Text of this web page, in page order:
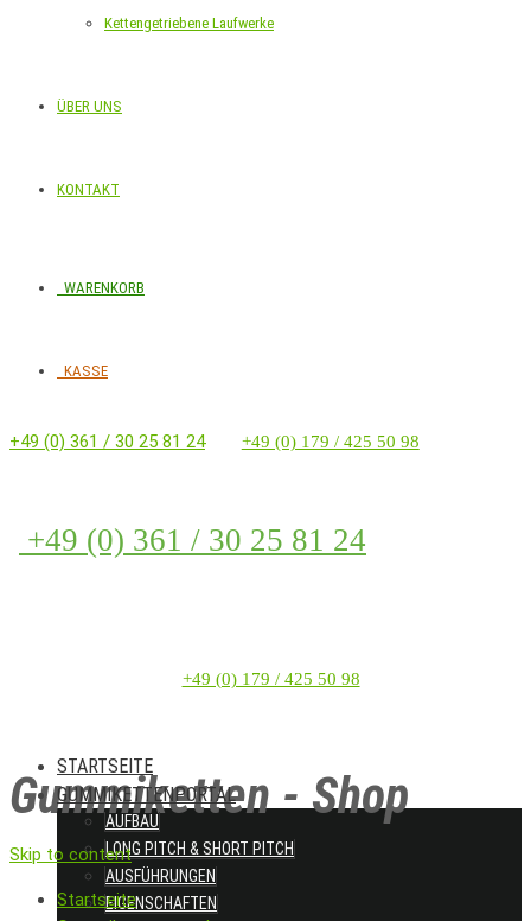
Kettengetriebene Laufwerke
ÜBER UNS
KONTAKT
WARENKORB
KASSE
+49 (0) 361 / 30 25 81 24 +49 (0) 179 / 425 50 98
+49 (0) 361 / 30 25 81 24
+49 (0) 179 / 425 50 98
Gummiketten - Shop
STARTSEITE
GUMMIKETTENPORTAL
AUFBAU
LONG PITCH & SHORT PITCH
AUSFÜHRUNGEN
EIGENSCHAFTEN
Skip to content
Startseite